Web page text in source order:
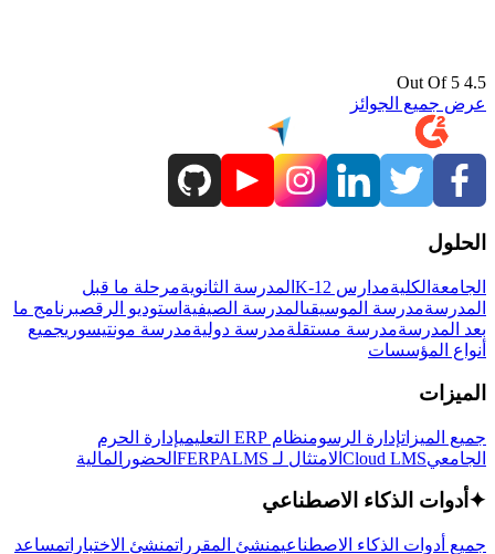
4.5 Out Of 5
عرض جميع الجوائز
الحلول
الجامعة الكليةمدارس K-12 المدرسة الثانويةمرحلة ما قبل
المدرسةمدرسة الموسيقىالمدرسة الصيفية استوديو الرقصبرنامج ما
بعد المدرسةمدرسة مستقلةمدرسة دوليةمدرسة مونتيسوريجميع
أنواع المؤسسات
الميزات
جميع الميزاتإدارة الرسومنظام ERP التعليمي
إدارة الحرم
الجامعيCloud LMS الامتثال لـ FERPA LMS الحضور المالية
✦ أدوات الذكاء الاصطناعي
جميع أدوات الذكاء الاصطناعيمنشئ المقرراتمنشئ الاختباراتمساعد